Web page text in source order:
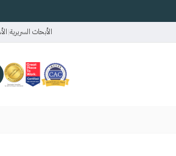
الأبحاث السريرية|